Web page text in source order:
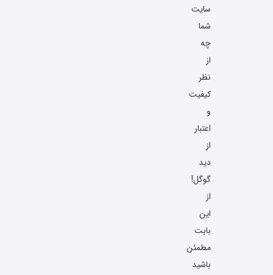
سایت
شما
چه
از
نظر
کیفیت
و
اعتبار
از
دید
گوگل!
از
این
بابت
مطمئن
باشید